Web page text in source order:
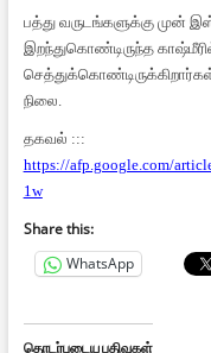
பத்து வருடங்களுக்கு முன்
இறந்துகொண்டிருந்த
நிலை.
தகவல் :::
https://afp.google.com/
1w
Share this:
WhatsApp
தொடர்புடைய பதிவுகள்